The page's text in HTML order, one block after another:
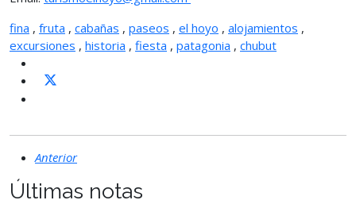
fina , fruta , cabañas , paseos , el hoyo , alojamientos ,
excursiones , historia , fiesta , patagonia , chubut
Anterior
Últimas notas